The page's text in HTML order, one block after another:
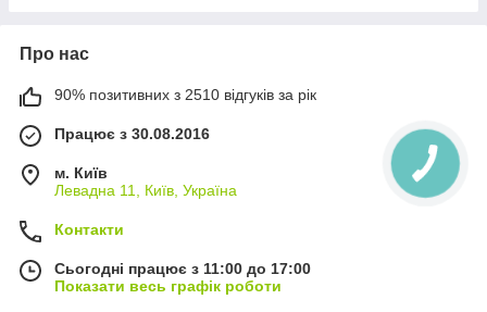
Про нас
90% позитивних з 2510 відгуків за рік
Працює з 30.08.2016
м. Київ
Левадна 11, Київ, Україна
Контакти
Сьогодні працює з 11:00 до 17:00
Показати весь графік роботи